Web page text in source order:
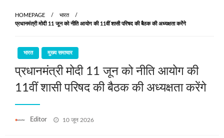
HOMEPAGE
भारत
प्रधानमंत्री मोदी 11 जून को नीति आयोग की 11वीं शासी परिषद की बैठक की अध्यक्षता करेंगे
भारत मुख्य समाचार
प्रधानमंत्री मोदी 11 जून को नीति आयोग की
11वीं शासी परिषद की बैठक की अध्यक्षता करेंगे
Editor
Posted
10 जून 2026